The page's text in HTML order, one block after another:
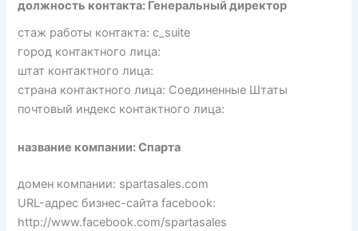
должность контакта: Генеральный директор
стаж работы контакта: c_suite
город контактного лица:
штат контактного лица:
страна контактного лица: Соединенные Штаты
почтовый индекс контактного лица:
название компании: Спарта
домен компании: spartasales.com
URL-адрес бизнес-сайта facebook:
http://www.facebook.com/spartasales